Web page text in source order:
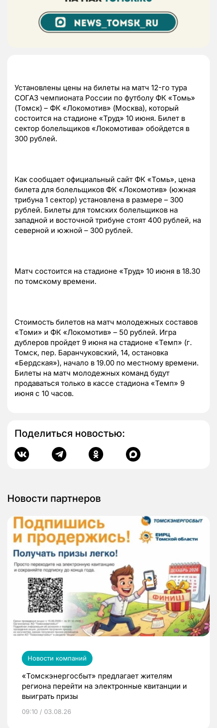
Установлены цены на билеты на матч 12-го тура
СОГАЗ чемпионата России по футболу ФК «Томь»
(Томск) – ФК «Локомотив» (Москва), который
состоится на стадионе «Труд» 10 июня. Билет в
сектор болельщиков «Локомотива» обойдется в
300 рублей.
Как сообщает официальный сайт ФК «Томь», цена
билета для болельщиков ФК «Локомотив» (южная
трибуна 1 сектор) установлена в размере – 300
рублей. Билеты для томских болельщиков на
западной и восточной трибуне стоят 400 рублей, на
северной и южной – 300 рублей.
Матч состоится на стадионе «Труд» 10 июня в 18.30
по томскому времени.
Стоимость билетов на матч молодежных составов
«Томи» и ФК «Локомотив» – 50 рублей. Игра
дублеров пройдет 9 июня на стадионе «Темп» (г.
Томск, пер. Баранчуковский, 14, остановка
«Бердская»), начало в 19.00 по местному времени.
Билеты на матч молодежных команд будут
продаваться только в кассе стадиона «Темп» 9
июня с 10 часов.
Поделиться новостью:
Новости партнеров
Новости компаний
«Томскэнергосбыт» предлагает жителям
региона перейти на электронные квитанции и
выиграть призы
09:10 / 03.08.26